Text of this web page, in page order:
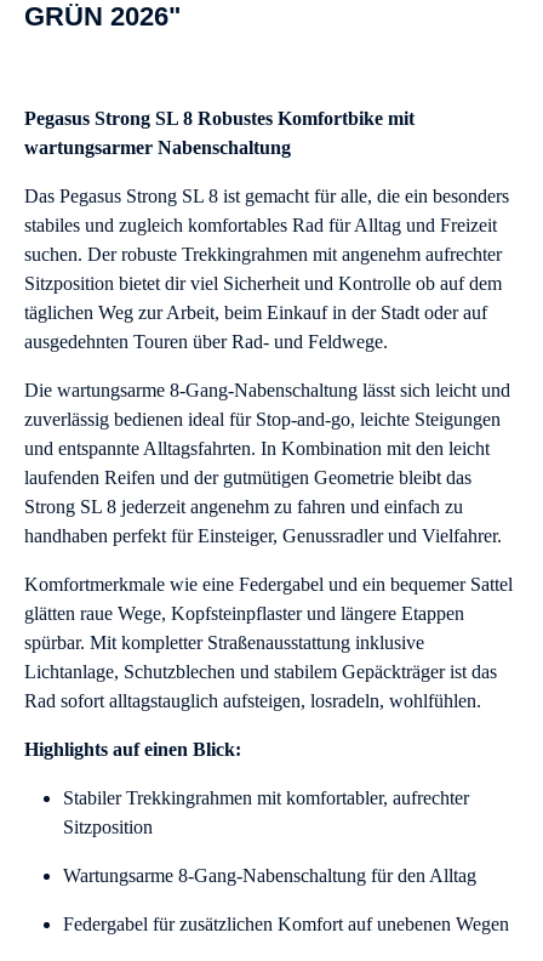
GRÜN 2026"
Pegasus Strong SL 8 Robustes Komfortbike mit
wartungsarmer Nabenschaltung
Das Pegasus Strong SL 8 ist gemacht für alle, die ein besonders
stabiles und zugleich komfortables Rad für Alltag und Freizeit
suchen. Der robuste Trekkingrahmen mit angenehm aufrechter
Sitzposition bietet dir viel Sicherheit und Kontrolle ob auf dem
täglichen Weg zur Arbeit, beim Einkauf in der Stadt oder auf
ausgedehnten Touren über Rad- und Feldwege.
Die wartungsarme 8-Gang-Nabenschaltung lässt sich leicht und
zuverlässig bedienen ideal für Stop-and-go, leichte Steigungen
und entspannte Alltagsfahrten. In Kombination mit den leicht
laufenden Reifen und der gutmütigen Geometrie bleibt das
Strong SL 8 jederzeit angenehm zu fahren und einfach zu
handhaben perfekt für Einsteiger, Genussradler und Vielfahrer.
Komfortmerkmale wie eine Federgabel und ein bequemer Sattel
glätten raue Wege, Kopfsteinpflaster und längere Etappen
spürbar. Mit kompletter Straßenausstattung inklusive
Lichtanlage, Schutzblechen und stabilem Gepäckträger ist das
Rad sofort alltagstauglich aufsteigen, losradeln, wohlfühlen.
Highlights auf einen Blick:
Stabiler Trekkingrahmen mit komfortabler, aufrechter
Sitzposition
Wartungsarme 8-Gang-Nabenschaltung für den Alltag
Federgabel für zusätzlichen Komfort auf unebenen Wegen